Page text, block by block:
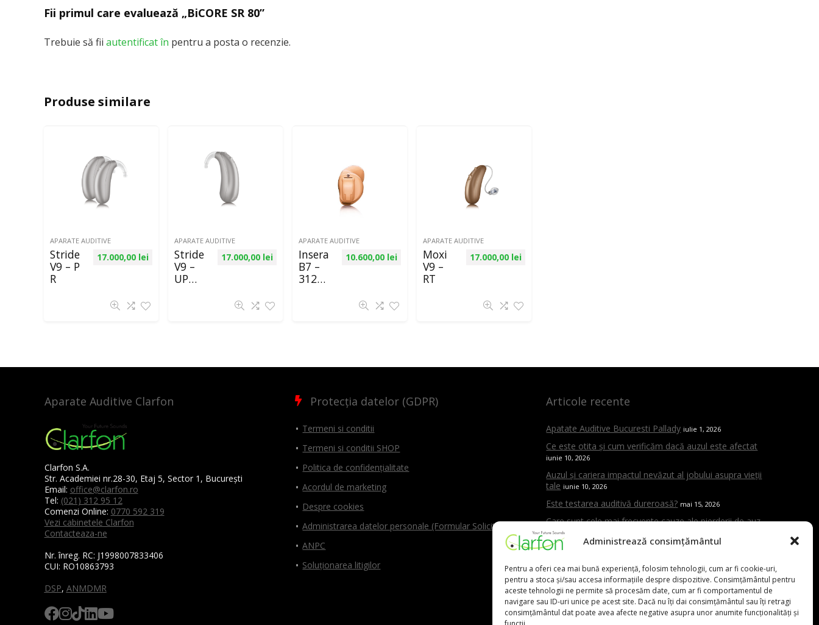
Administrează consimțământul
Pentru a oferi cea mai bună experiență, folosim tehnologii, cum ar fi cookie-uri,
pentru a stoca și/sau accesa informațiile despre dispozitive. Consimțământul pentru
aceste tehnologii ne permite să procesăm date, cum ar fi comportamentul de
navigare sau ID-uri unice pe acest site. Dacă nu îți dai consimțământul sau îți retragi
consimțământul dat poate avea afecte negative asupra unor anumite funcționalități și
Fii primul care evaluează „BiCORE SR 80”
Trebuie să fii autentificat în pentru a posta o recenzie.
Produse similare
APARATE AUDITIVE
Stride
V9 – P
R
17.000,00 lei
APARATE AUDITIVE
Stride
V9 –
UP
17.000,00 lei
APARATE AUDITIVE
Insera
B7 –
312
10.600,00 lei
APARATE AUDITIVE
Moxi
V9 –
RT
17.000,00 lei
Aparate Auditive Clarfon
Clarfon S.A.
Str. Academiei nr.28-30, Etaj 5, Sector 1, București
Email: office@clarfon.ro
Tel: (021) 312 95 12
Comenzi Online: 0770 592 319
Vezi cabinetele Clarfon
Contacteaza-ne
Nr. înreg. RC: J1998007833406
CUI: RO10863793
DSP, ANMDMR
Protecția datelor (GDPR)
Termeni si conditii
Termeni si conditii SHOP
Politica de confidențialitate
Acordul de marketing
Despre cookies
Administrarea datelor personale (Formular Solicitări)
ANPC
Soluționarea litigilor
Articole recente
Apatate Auditive Bucuresti Pallady iulie 1, 2026
Ce este otita și cum verificăm dacă auzul este afectat
iunie 10, 2026
Auzul și cariera impactul nevăzut al jobului asupra vieții
tale iunie 10, 2026
Este testarea auditivă dureroasă? mai 15, 2026
Care sunt cele mai frecvente cauze ale pierderii de auz
mai 15, 2026
Cand trebuie sa mergi la ORL mai 15, 2026
Aparat auditiv versus amplificator – care este diferența și
de ce contează evaluarea profesională mai 15, 2026